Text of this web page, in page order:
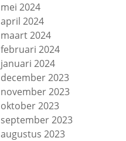
mei 2024
april 2024
maart 2024
februari 2024
januari 2024
december 2023
november 2023
oktober 2023
september 2023
augustus 2023